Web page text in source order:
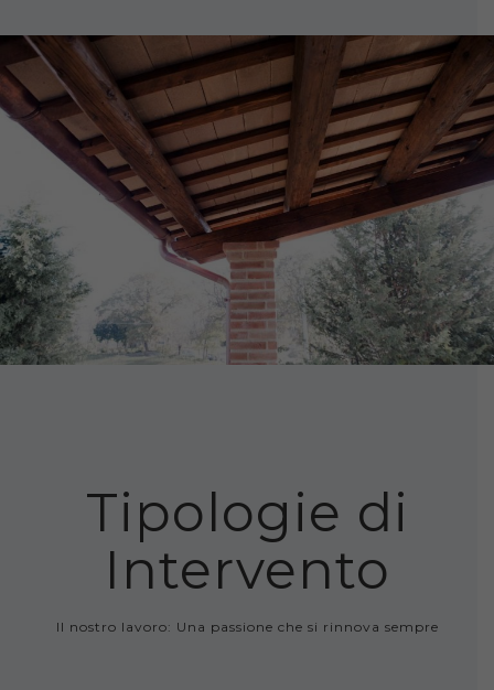
Tipologie di
Intervento
Il nostro lavoro: Una passione che si rinnova sempre